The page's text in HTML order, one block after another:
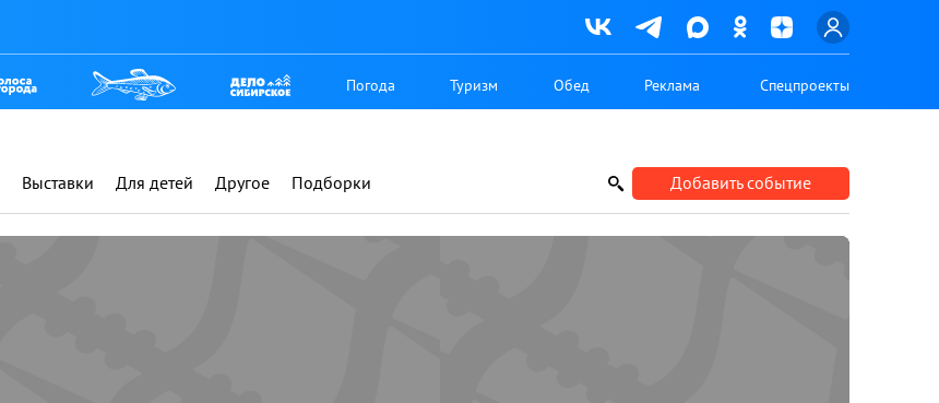
Погода Туризм Обед Реклама Спецпроекты
Выставки Для детей Другое Подборки Добавить событие